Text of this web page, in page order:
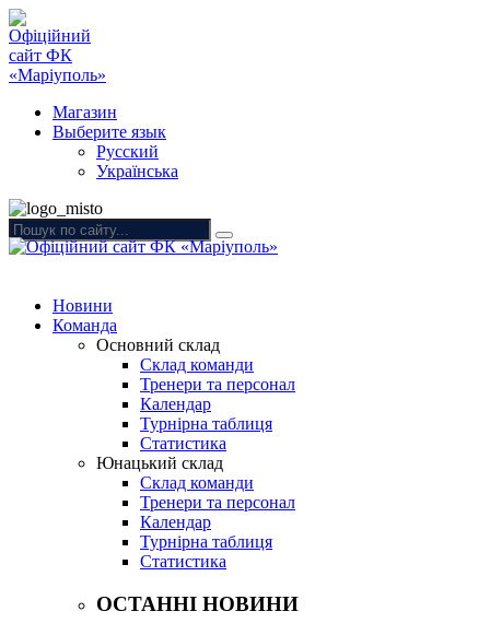
Магазин
Выберите язык
Русский
Українська
Новини
Команда
Основний склад
Склад команди
Тренери та персонал
Календар
Турнірна таблиця
Статистика
Юнацький склад
Склад команди
Тренери та персонал
Календар
Турнірна таблиця
Статистика
ОСТАННІ НОВИНИ